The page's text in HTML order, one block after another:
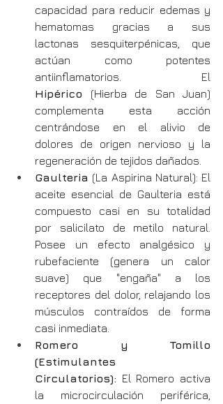
capacidad para reducir edemas y
hematomas gracias a sus
lactonas sesquiterpénicas, que
actúan como potentes
Hipérico (Hierba de San Juan)
complementa esta acción
centrándose en el alivio de
dolores de origen nervioso y la
regeneración de tejidos dañados.
Gaulteria (La Aspirina Natural): El
aceite esencial de Gaulteria está
compuesto casi en su totalidad
por salicilato de metilo natural.
Posee un efecto analgésico y
rubefaciente (genera un calor
suave) que "engaña" a los
receptores del dolor, relajando los
músculos contraídos de forma
casi inmediata.
Romero y Tomillo
(Estimulantes
Circulatorios): El Romero activa
la microcirculación periférica,